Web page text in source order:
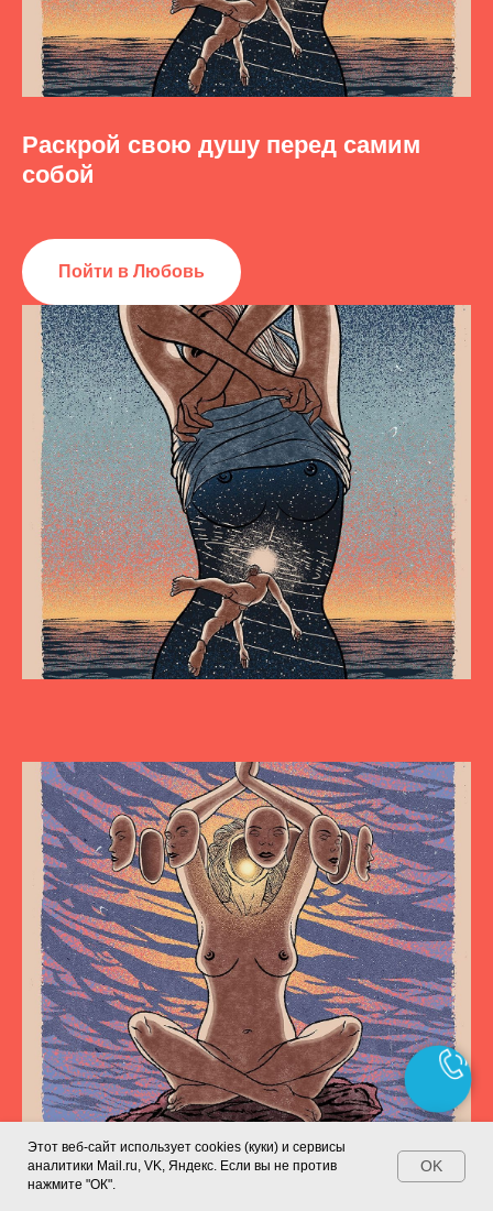
Раскрой свою душу перед самим
собой
Пойти в Любовь
Этот веб-сайт использует cookies (куки) и сервисы
аналитики Mail.ru, VK, Яндекс. Если вы не против
нажмите "ОК".
OK